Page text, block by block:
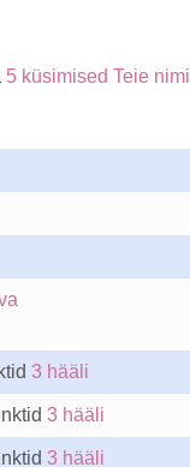
5 küsimised Teie nimi
3 hääli
3 hääli
3 hääli